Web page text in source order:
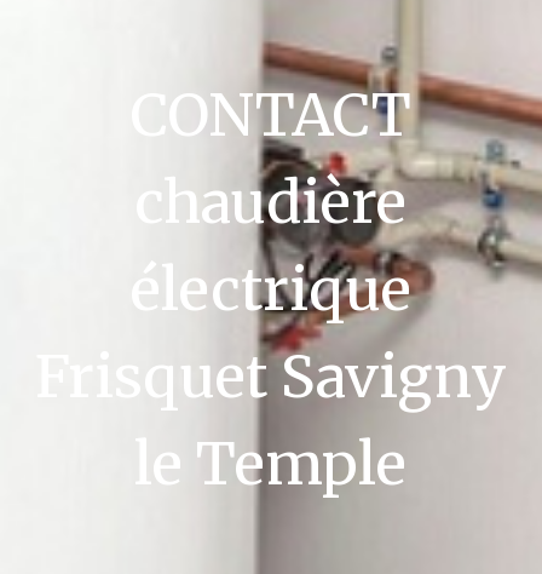
CONTACT
chaudière
électrique
Frisquet Savigny
le Temple